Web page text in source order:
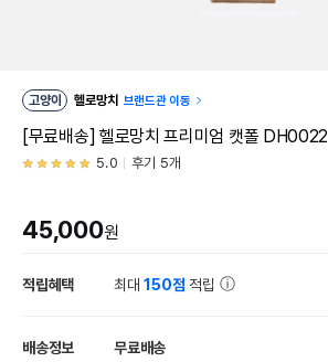
고양이 헬로망치 브랜드관 이동
[무료배송] 헬로망치 프리미엄 캣폴 DH0022
5.0 후기 5개
45,000원
적립혜택 최대150점 적립
배송정보 무료배송